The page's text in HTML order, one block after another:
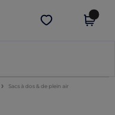
Obtenir l'appli
Sacs à dos & de plein air